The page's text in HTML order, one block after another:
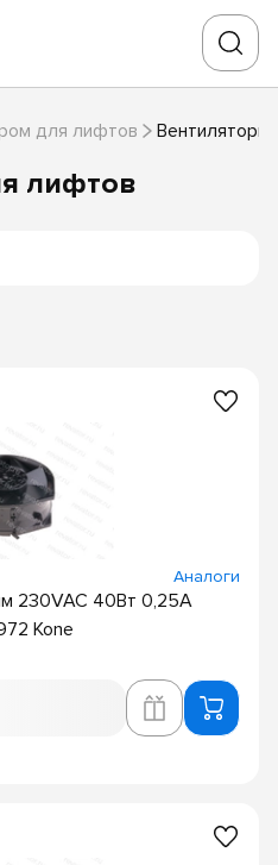
для лифтов
лифтов
Аналоги
230VAC 40Вт 0,25А
Kone